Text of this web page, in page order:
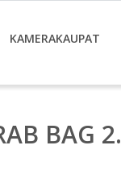
KAMERAKAUPAT
BAG